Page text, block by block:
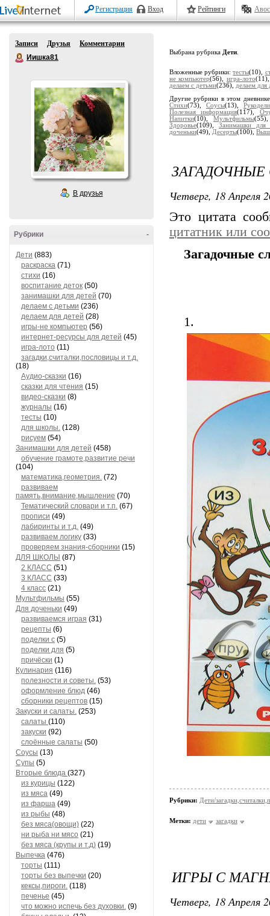
Регистрация Вход Рейтинги
Записи Друзья
Комментарии
Иишка81
В друзья
-
Рубрики
Дети (883)
раскраска (71)
стихи (16)
воспитание деток (50)
занимашки для детей (70)
делаем с детьми (236)
делаем для детей (28)
игры-не компьютер (56)
интернет-ресурсы для детей (45)
игра-лото (11)
загадки,считалки,пословицы и т.д.
(18)
Аудио-сказки (16)
сказки для чтения (15)
видео-сказки (8)
журналы (16)
тесты (10)
для школы. (128)
рисуем (54)
Занимашки для детей (458)
обучение грамоте,развитие речи
(104)
математика,геометрия. (72)
развиваем
память,внимание,мышление (70)
Тематический словари и т.п. (67)
прописи (49)
лабиринты и т.д. (49)
развиваем логику (33)
проверяем знания-сборники (15)
ДЛЯ ШКОЛЫ (87)
2 КЛАСС (51)
3 КЛАСС (33)
4 класс (21)
Мультфильмы (55)
Для доченьки (49)
развиваемся играя (31)
рецепты (6)
поделки с (5)
поделки для (5)
причёски (1)
Кулинария (116)
полезности и советы. (53)
оформление блюд (46)
сборники рецептов (15)
Закуски и салаты. (253)
салаты (110)
закуски (92)
слоённые салаты (50)
Соусы (13)
Супы (5)
Вторые блюда (327)
из курицы (122)
из мяса (49)
из фарша (49)
из рыбы (48)
без мяса(овощи) (22)
ни рыба ни мясо (21)
без мяса (крупы и т.д) (19)
Выпечка (476)
торты (111)
торты без выпечки (20)
кексы,пироги. (118)
печенье (45)
что можно испечь без духовки. (9)
Выбрана рубрика Дети
Вложенные рубрики:тесты(10),
не компьютер(56), игра-лото
делаем с детьми(236), делаем для
Другие рубрики в этом
Стихи(73), Соусы(13),
Полезная информация(117),
Напитки(10), Мультфильмы
Здоровье(109),Занимашки для
доченьки(49), Десерты(100),
ЗАГАДОЧНЫЕ
Четверг, 18 Апреля
Это цитата
цитатник или
Загадочные
1.
Рубрики: Дети/
Метки: дети загадки
ИГРЫ С
Четверг, 18 Апреля